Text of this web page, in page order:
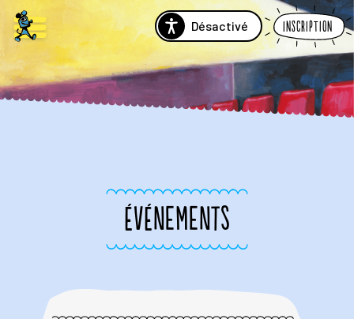
Désactivé Inscription
ÉVÉNEMENTS